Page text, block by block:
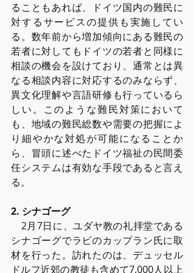
ることもあれば、ドイツ国内の難⺠に
対するサービスの提供も実施してい
る。数年前から増加傾向にある難⺠の
若者に対してもドイツの若者と同様に
相談の機会を設けており、通常とは異
なる相談内容に対応するのみならず、
異⽂化理解や⾔語研修も⾏っているら
しい。このような難⺠対策において
も、地域の難⺠総数や需要の把握によ
り細やかな対処が可能になることか
ら、冒頭に述べたドイツ福祉の⺠間委
任システムは有効な⼿段であると⾔え
る。
2. シナゴーグ
2⽉7⽇に、ユダヤ教の礼拝堂である
シナゴーグでラビのカップラン⽒に取
材を⾏った。訪れたのは、デュッセル
ドルフ近郊の教徒も含めて7,000⼈以上